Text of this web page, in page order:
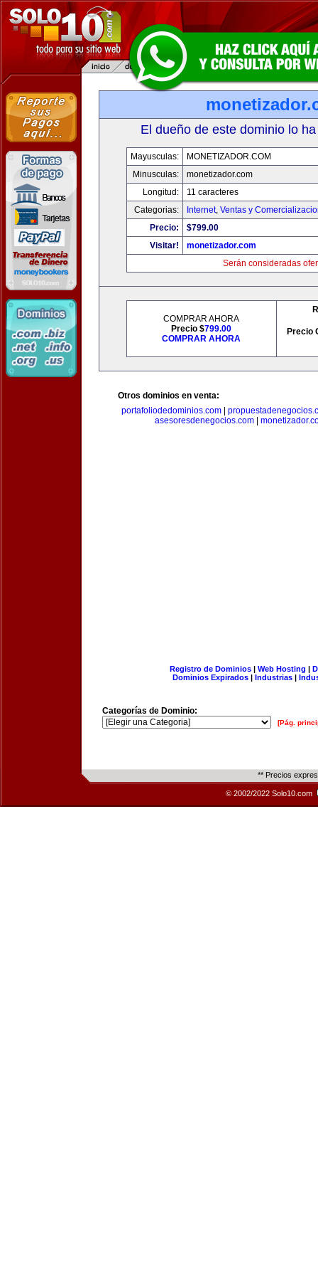
El dueño de este dominio lo
Mayusculas:
MONETIZADOR.COM
Minusculas:
monetizador.com
Longitud:
11 caracteres
Categorias:
Internet, Ventas y
Precio:
$799.00
Visitar!
monetizador.com
Serán consideradas
COMPRAR AHORA
Precio $799.00
COMPRAR AHORA
Precio
Otros dominios en venta:
portafoliodedominios.com|
asesoresdenegocios.com
Registro de Dominios| Web Hosting |
Dominios Expirados | Industrias |
Categorías de Dominio:
[Pág.
** Precios
© 2002/2022 Solo10.com